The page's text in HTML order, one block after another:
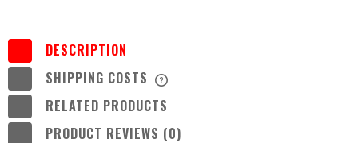
DESCRIPTION
SHIPPING COSTS
RELATED PRODUCTS
PRODUCT REVIEWS (0)